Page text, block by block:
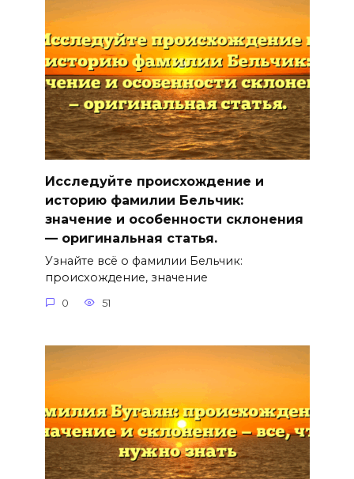
Исследуйте происхождение и
историю фамилии Бельчик:
значение и особенности склонения
— оригинальная статья.
Узнайте всё о фамилии Бельчик:
происхождение, значение
0 51